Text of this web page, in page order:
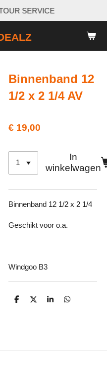
SERVICE
Binnenband 12
1/2 x 2 1/4 AV
€ 19,00
In
winkelwagen
Binnenband 12 1/2 x 2 1/4
Geschikt voor o.a.
Windgoo B3
D
D
S
D